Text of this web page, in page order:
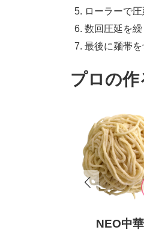
ローラーで
数回圧延を繰
最後に麺帯を
プロの
NEO中